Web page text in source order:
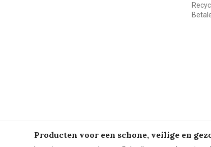
Producten voor een schone, veilige en